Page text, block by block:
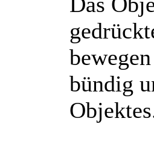
bündig